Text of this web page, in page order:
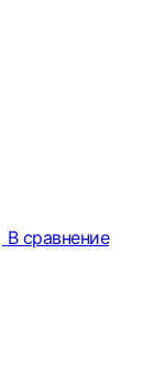
В сравнение